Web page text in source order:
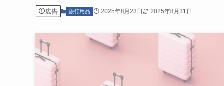
広告 旅行用品 2025年8月23日 2025年8月31日